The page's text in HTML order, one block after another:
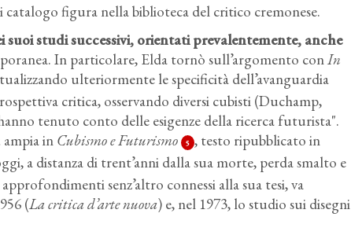
catalogo figura nella biblioteca del critico cremonese.
studi successivi, orientati prevalentemente, anche
In particolare, Elda tornò sull’argomento conIn
ulteriormente le specificità dell’avanguardia
critica, osservando diversi cubisti (Duchamp,
tenuto conto delle esigenze della ricerca futurista".
in Cubismo e Futurismo 5 , testo ripubblicato in
a distanza di trent’anni dalla sua morte, perda smalto e
senz’altro connessi alla sua tesi, va
(La critica d’arte nuova) e, nel 1973, lo studio sui disegni